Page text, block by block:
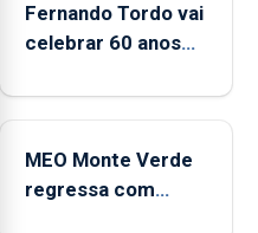
entre
2022
2025
Fernando Tordo vai
celebrar 60 anos
Coliseu Micaelense
MEO Monte Verde
regressa com